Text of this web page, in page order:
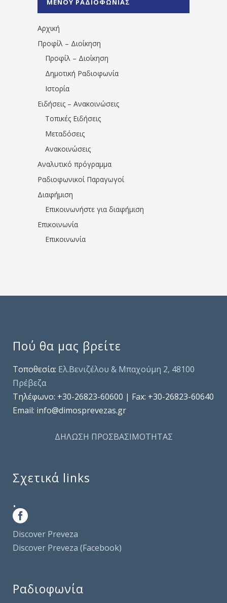
1531194763766854/" artist="" ]
Αρχική
Προφίλ – Διοίκηση
Προφίλ – Διοίκηση
Δημοτική Ραδιοφωνία
Ιστορία
Ειδήσεις – Ανακοινώσεις
Τοπικές Ειδήσεις
Μεταδόσεις
Ανακοινώσεις
Αναλυτικό πρόγραμμα
Ραδιοφωνικοί Παραγωγοί
Διαφήμιση
Επικοινωνήστε για διαφήμιση
Επικοινωνία
Επικοινωνία
Πού θα μας βρείτε
Τοποθεσία: Ελ.Βενιζέλου & Μπαχούμη 2, 48100
Πρέβεζα
Τηλέφωνo: +30-26823-60600 | Fax: +30-26823-60640
Email: info@dimosprevezas.gr
ΔΗΛΩΣΗ ΠΡΟΣΒΑΣΙΜΟΤΗΤΑΣ
Σχετικά links
.
Discover Preveza
Discover Preveza (Facebook)
Ραδιοφωνία